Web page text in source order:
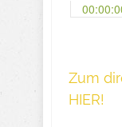
Z um
HIER!